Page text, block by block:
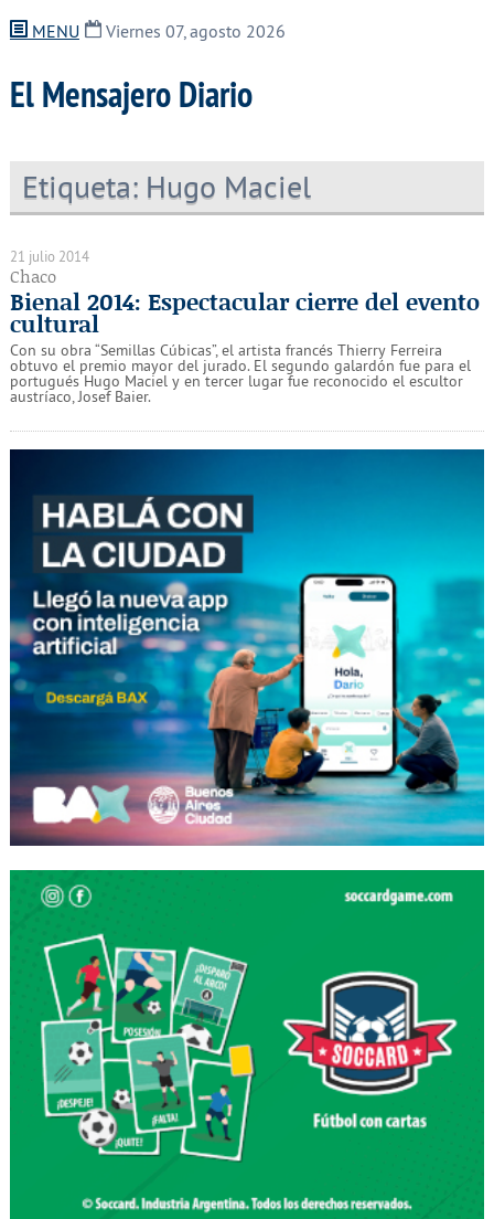
MENU Viernes 07, agosto 2026
El Mensajero Diario
Etiqueta: Hugo Maciel
21 julio 2014
Chaco
Bienal 2014: Espectacular cierre del evento
cultural
Con su obra “Semillas Cúbicas”, el artista francés Thierry Ferreira
obtuvo el premio mayor del jurado. El segundo galardón fue para el
portugués Hugo Maciel y en tercer lugar fue reconocido el escultor
austríaco, Josef Baier.